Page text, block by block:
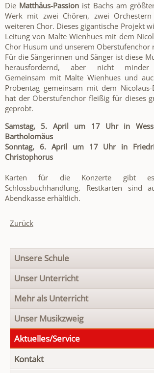
Die Matthäus-Passion ist Bachs am
Werk mit zwei Chören, zwei
weiteren Chor. Dieses gigantische Projekt
Leitung von Malte Wienhues mit dem
Chor Husum und unserem Oberstufenchor
Für die Sängerinnen und Sänger ist diese
herausfordernd, aber nicht minder
Gemeinsam mit Malte Wienhues und
Probentag gemeinsam mit dem Nicolaus-
hat der Oberstufenchor fleißig für dieses
geprobt.
Samstag, 5. April um 17 Uhr in
Bartholomäus
Sonntag, 6. April um 17 Uhr in
Christophorus
Karten für die Konzerte gibt
Schlossbuchhandlung. Restkarten sind
Abendkasse erhältlich.
Zurück
Navigation
überspringen
Unsere Schule
Unser Unterricht
Mehr als Unterricht
Unser Musikzweig
Aktuelles/Service
Kontakt